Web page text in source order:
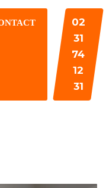
02
31
74
12
31